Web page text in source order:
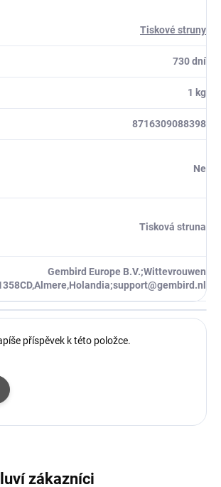
Tiskové struny
730 dní
1 kg
8716309088398
Ne
Tisková struna
Gembird Europe B.V.;Wittevrouwen
příspěvek k této položce.